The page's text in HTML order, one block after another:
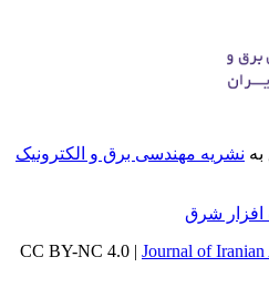
نشریه مهندسی برق و الکترونیک
شرق
Journal of